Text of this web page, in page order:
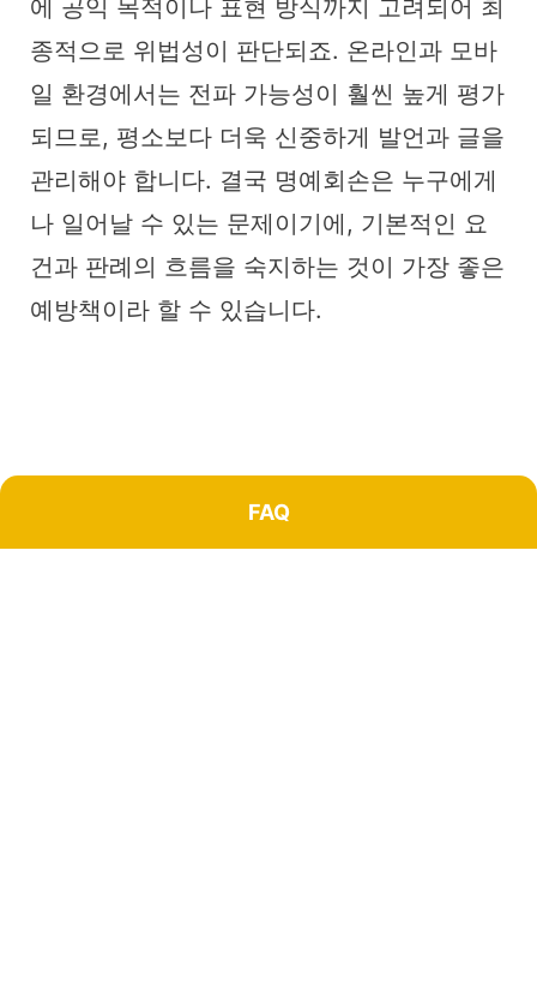
에 공익 목적이나 표현 방식까지 고려되어 최
종적으로 위법성이 판단되죠. 온라인과 모바
일 환경에서는 전파 가능성이 훨씬 높게 평가
되므로, 평소보다 더욱 신중하게 발언과 글을
관리해야 합니다. 결국 명예회손은 누구에게
나 일어날 수 있는 문제이기에, 기본적인 요
건과 판례의 흐름을 숙지하는 것이 가장 좋은
예방책이라 할 수 있습니다.
FAQ